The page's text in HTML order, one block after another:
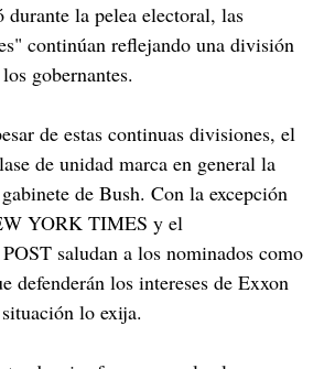
durante la pelea electoral, las
continúan reflejando una división
gobernantes.
de estas continuas divisiones, el
de unidad marca en general la
de Bush. Con la excepción
YORK TIMES y el
saludan a los nominados como
defenderán los intereses de Exxon
lo exija.